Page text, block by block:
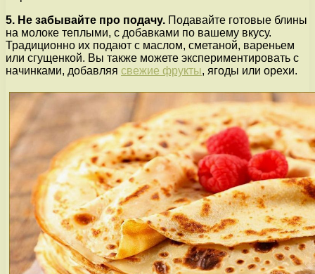
5. Не забывайте про подачу. Подавайте готовые блины
на молоке теплыми, с добавками по вашему вкусу.
Традиционно их подают с маслом, сметаной, вареньем
или сгущенкой. Вы также можете экспериментировать с
начинками, добавляя свежие фрукты, ягоды или орехи.